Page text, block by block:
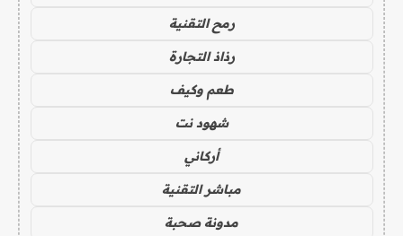
رمح التقنية
رذاذ التجارة
طعم وكيف
شهود نت
أركاني
مباشر التقنية
مدونة صحبة